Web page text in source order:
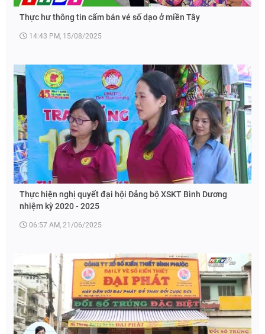
Thực hư thông tin cấm bán vé số dạo ở miền Tây
14:43 PM, 15/08/2025
Thực hiện nghị quyết đại hội Đảng bộ XSKT Bình Dương
nhiệm kỳ 2020 - 2025
06:57 AM, 21/06/2025